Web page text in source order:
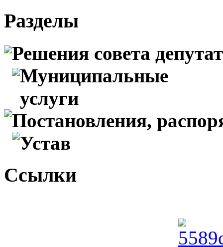
Разделы
Решения совета
Муниципальные
услуги
Постановления,
Устав
Ссылки